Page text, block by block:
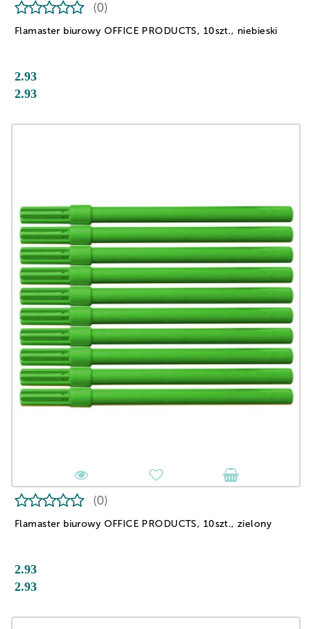
Flamaster biurowy OFFICE PRODUCTS, 10szt., niebieski
(0)
2.93
2.93
Flamaster biurowy OFFICE PRODUCTS, 10szt., zielony
(0)
2.93
2.93